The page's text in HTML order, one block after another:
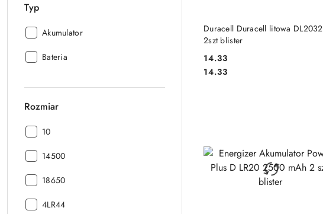
Typ
Typ:
Akumulator
Typ:
Bateria
Rozmiar
Rozmiar:
10
Rozmiar:
14500
Rozmiar:
18650
Rozmiar:
4LR44
Duracell Duracell litowa DL2032
2szt blister
Cena:
14.33
Cena:
14.33
DO KOSZYKA